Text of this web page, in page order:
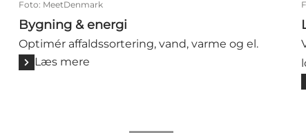
Foto: MeetDenmark
Bygning & energi
Optimér affaldssortering, vand, varme og el.
Læs mere